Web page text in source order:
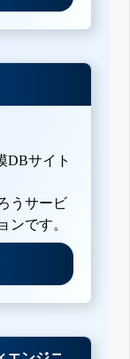
DBサイト
うサービ
ンです。